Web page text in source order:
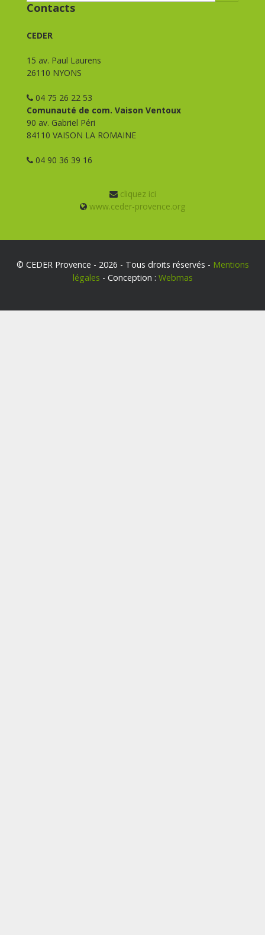
Contacts
CEDER
15 av. Paul Laurens
26110 NYONS
04 75 26 22 53
Comunauté de com. Vaison Ventoux
90 av. Gabriel Péri
84110 VAISON LA ROMAINE
04 90 36 39 16
cliquez ici
www.ceder-provence.org
© CEDER Provence - 2026 - Tous droits réservés - Mentions
légales - Conception : Webmas